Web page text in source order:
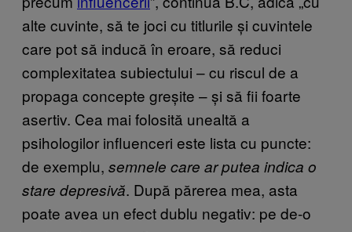
alte cuvinte, să te joci cu titlurile și cuvintele
care pot să inducă în eroare, să reduci
complexitatea subiectului – cu riscul de a
propaga concepte greșite – și să fii foarte
asertiv. Cea mai folosită unealtă a
psihologilor influenceri este lista cu puncte:
de exemplu, semnele care ar putea indica o
stare depresivă. După părerea mea, asta
poate avea un efect dublu negativ: pe de-o